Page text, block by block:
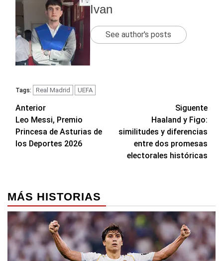
Ivan
See author's posts
Tags: Real Madrid UEFA
Navegación
de
entradas
Anterior
Leo Messi, Premio
Princesa de Asturias de
los Deportes 2026
Siguente
Haaland y Figo:
similitudes y diferencias
entre dos promesas
electorales históricas
MÁS HISTORIAS